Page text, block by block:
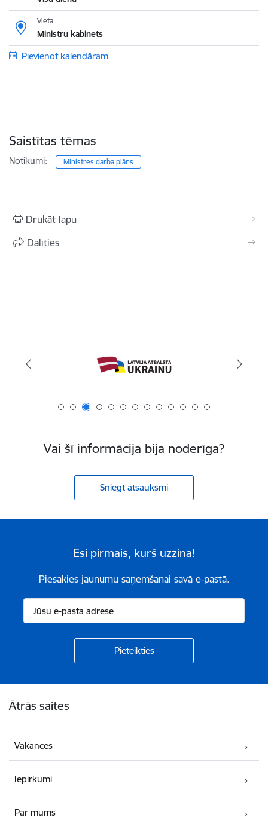
Vieta
Ministru kabinets
Pievienot kalendāram
Saistītas tēmas
Notikumi: Ministres darba plāns
Drukāt lapu
Dalīties
Vai šī informācija bija noderīga?
Sniegt atsauksmi
Esi pirmais, kurš uzzina!
Piesakies jaunumu saņemšanai savā e-pastā.
Ātrās saites
Vakances
Iepirkumi
Par mums